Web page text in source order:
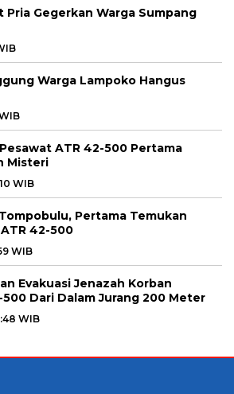
Pria Gegerkan Warga Sumpang
Warga Lampoko Hangus
ATR 42-500 Pertama
Misteri
WIB
Pertama Temukan
42-500
WIB
Evakuasi Jenazah Korban
Dari Dalam Jurang 200 Meter
WIB